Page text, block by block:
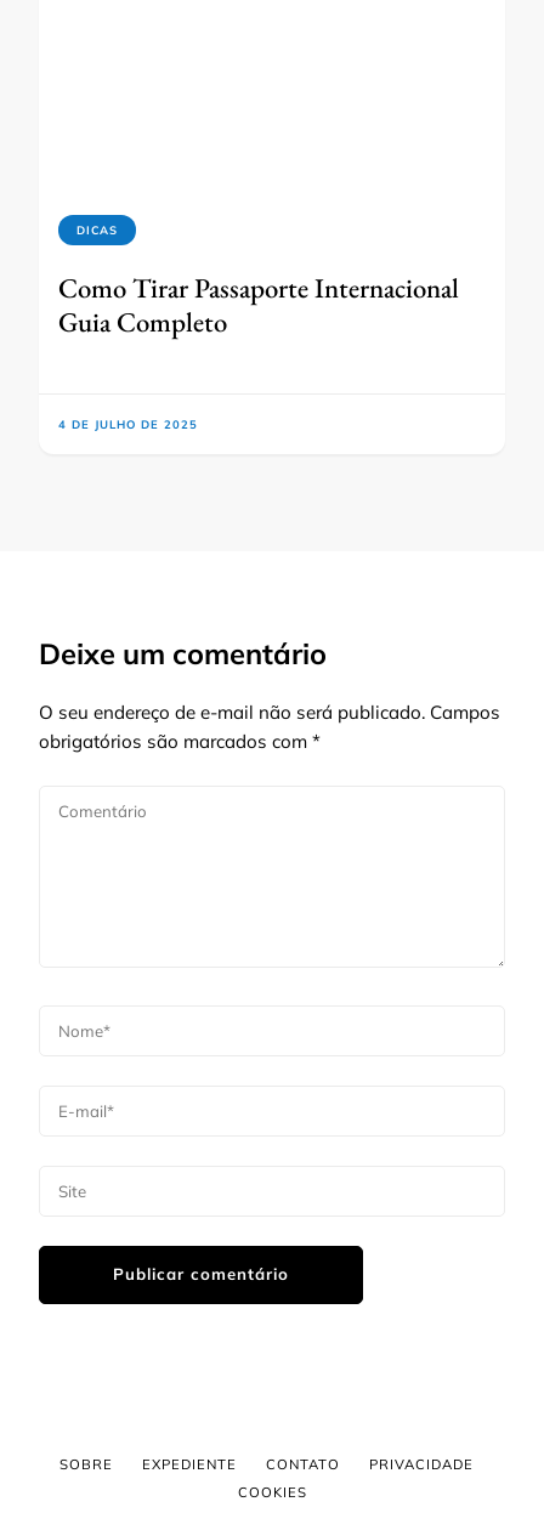
DICAS
Como Tirar Passaporte Internacional
Guia Completo
4 DE JULHO DE 2025
Deixe um comentário
O seu endereço de e-mail não será publicado. Campos
obrigatórios são marcados com *
SOBRE EXPEDIENTE CONTATO
PRIVACIDADE
COOKIES